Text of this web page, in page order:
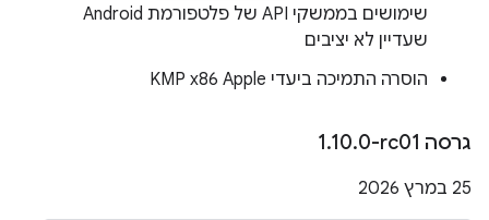
שימושים בממשקי API של פלטפורמת Android
שעדיין לא יציבים
הוסרה התמיכה ביעדי KMP x86 Apple
גרסה ‎1 .10.0-rc01
‫25 במרץ 2026